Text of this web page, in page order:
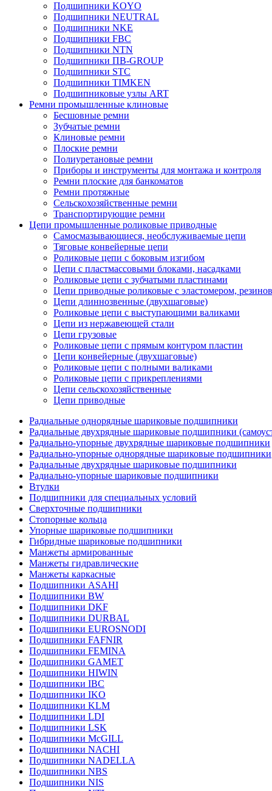
Подшипники KOYO
Подшипники NEUTRAL
Подшипники NKE
Подшипники FBC
Подшипники NTN
Подшипники ПВ-GROUP
Подшипники STC
Подшипники TIMKEN
Подшипниковые узлы ART
Ремни промышленные клиновые
Бесшовные ремни
Зубчатые ремни
Клиновые ремни
Плоские ремни
Полиуретановые ремни
Приборы и инструменты для монтажа и контроля
Ремни плоские для банкоматов
Ремни протяжные
Сельскохозяйственные ремни
Транспортирующие ремни
Цепи промышленные роликовые приводные
Самосмазывающиеся, необслуживаемые цепи
Тяговые конвейерные цепи
Роликовые цепи с боковым изгибом
Цепи с пластмассовыми блоками, насадками
Роликовые цепи с зубчатыми пластинами
Цепи приводные роликовые с эластомером,
Цепи длиннозвенные (двухшаговые)
Роликовые цепи с выступающими валиками
Цепи из нержавеющей стали
Цепи грузовые
Роликовые цепи с прямым контуром пластин
Цепи конвейерные (двухшаговые)
Роликовые цепи с полными валиками
Роликовые цепи с прикреплениями
Цепи сельскохозяйственные
Цепи приводные
Радиальные однорядные шариковые подшипники
Радиальные двухрядные шариковые подшипники
Радиально-упорные двухрядные шариковые подшипники
Радиально-упорные однорядные шариковые подшипники
Радиальные двухрядные шариковые подшипники
Радиально-упорные шариковые подшипники
Втулки
Подшипники для специальных условий
Сверхточные подшипники
Стопорные кольца
Упорные шариковые подшипники
Гибридные шариковые подшипники
Манжеты армированные
Манжеты гидравлические
Манжеты каркасные
Подшипники ASAHI
Подшипники BW
Подшипники DKF
Подшипники DURBAL
Подшипники EUROSNODI
Подшипники FAFNIR
Подшипники FEMINA
Подшипники GAMET
Подшипники HIWIN
Подшипники IBC
Подшипники IKO
Подшипники KLM
Подшипники LDI
Подшипники LSK
Подшипники McGILL
Подшипники NACHI
Подшипники NADELLA
Подшипники NBS
Подшипники NIS